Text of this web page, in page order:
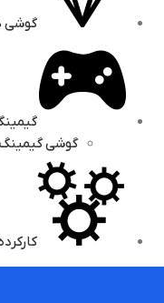
گوشی
گوشی گیمینگ